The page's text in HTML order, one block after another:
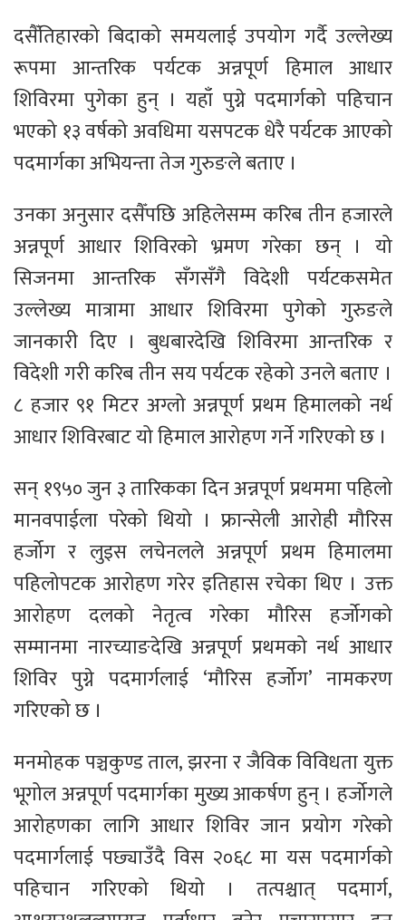
दसैँतिहारको बिदाको समयलाई उपयोग गर्दै उल्लेख्य
रूपमा आन्तरिक पर्यटक अन्नपूर्ण हिमाल आधार
शिविरमा पुगेका हुन् । यहाँ पुग्ने पदमार्गको पहिचान
भएको १३ वर्षको अवधिमा यसपटक धेरै पर्यटक आएको
पदमार्गका अभियन्ता तेज गुरुङले बताए ।
उनका अनुसार दसैँपछि अहिलेसम्म करिब तीन हजारले
अन्नपूर्ण आधार शिविरको भ्रमण गरेका छन् । यो
सिजनमा आन्तरिक सँगसँगै विदेशी पर्यटकसमेत
उल्लेख्य मात्रामा आधार शिविरमा पुगेको गुरुङले
जानकारी दिए । बुधबारदेखि शिविरमा आन्तरिक र
विदेशी गरी करिब तीन सय पर्यटक रहेको उनले बताए ।
८ हजार ९१ मिटर अग्लो अन्नपूर्ण प्रथम हिमालको नर्थ
आधार शिविरबाट यो हिमाल आरोहण गर्ने गरिएको छ ।
सन् १९५० जुन ३ तारिकका दिन अन्नपूर्ण प्रथममा पहिलो
मानवपाईला परेको थियो । फ्रान्सेली आरोही मौरिस
हर्जोग र लुइस लचेनलले अन्नपूर्ण प्रथम हिमालमा
पहिलोपटक आरोहण गरेर इतिहास रचेका थिए । उक्त
आरोहण दलको नेतृत्व गरेका मौरिस हर्जोगको
सम्मानमा नारच्याङदेखि अन्नपूर्ण प्रथमको नर्थ आधार
शिविर पुग्ने पदमार्गलाई ‘मौरिस हर्जोग’ नामकरण
गरिएको छ ।
मनमोहक पञ्चकुण्ड ताल, झरना र जैविक विविधता युक्त
भूगोल अन्नपूर्ण पदमार्गका मुख्य आकर्षण हुन् । हर्जोगले
आरोहणका लागि आधार शिविर जान प्रयोग गरेको
पदमार्गलाई पछ्याउँदै विस २०६८ मा यस पदमार्गको
पहिचान गरिएको थियो । तत्पश्चात् पदमार्ग,